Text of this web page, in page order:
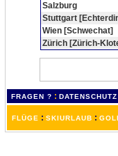
Salzburg
Stuttgart
Wien [Schwechat]
Zürich [Zürich-
FRAGEN ? : DATENSCHUTZ
FLÜGE : SKIURLAUB :